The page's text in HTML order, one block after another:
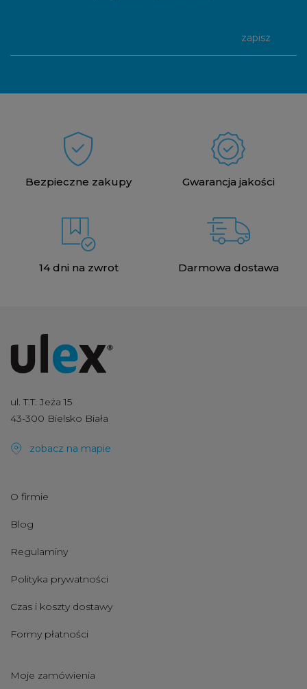
zapisz
Bezpieczne zakupy Gwarancja jakości
14 dni na zwrot Darmowa dostawa
ul. T.T. Jeża 15
43-300 Bielsko Biała
zobacz na mapie
O firmie
Blog
Regulaminy
Polityka prywatności
Czas i koszty dostawy
Formy płatności
Moje zamówienia